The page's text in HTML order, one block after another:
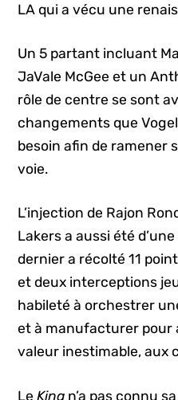
LA qui a vécu une
Un 5 partant incluant
JaVale McGee et un
rôle de centre se sont
changements que
besoin afin de ramener
voie.
L’injection de Rajon
Lakers a aussi été
dernier a récolté 11
et deux interceptions
habileté à orchestrer
et à manufacturer pour
valeur inestimable, aux
LeKing n’a pas connu